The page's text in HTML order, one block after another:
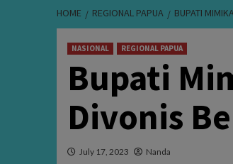
HOME REGIONAL PAPUA BUPATI
NASIONAL REGIONAL PAPUA
Bupati
Divonis
July 17, 2023 Nanda